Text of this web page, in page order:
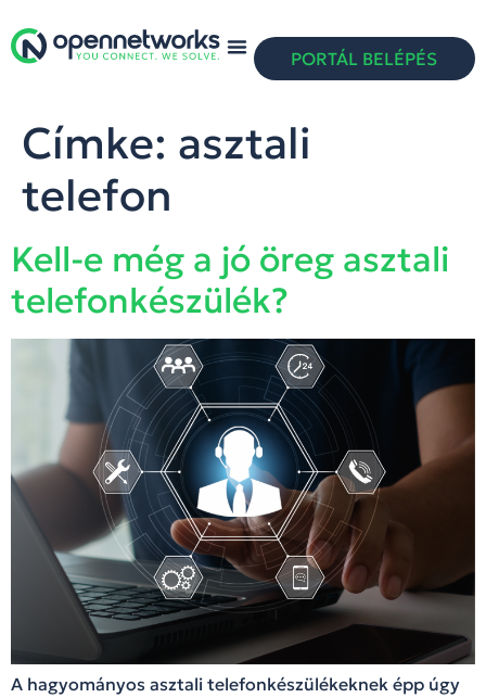
PORTÁL BELÉPÉS
Címke: asztali
telefon
Kell-e még a jó öreg asztali
telefonkészülék?
A hagyományos asztali telefonkészülékeknek épp úgy